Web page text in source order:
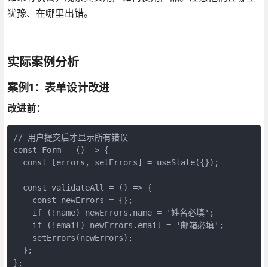
犹豫、在哪里出错。
实际案例分析
案例1：表单设计改进
改进前：
// 用户提交后才显示所有错误
const Form = () => {
  const [errors, setErrors] = useState({});
  const validateAll = () => {
    const newErrors = {};
    if (!name) newErrors.name = '姓名必填';
    if (!email) newErrors.email = '邮箱必填';
    setErrors(newErrors);
  };
};